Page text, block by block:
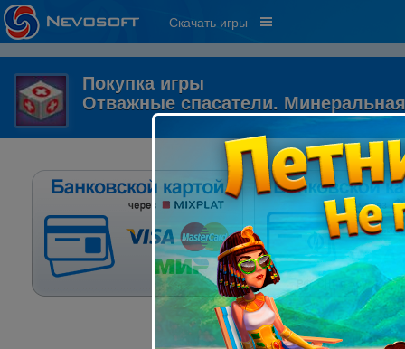
Скачать игры
Покупка игры
Отважные спасатели.